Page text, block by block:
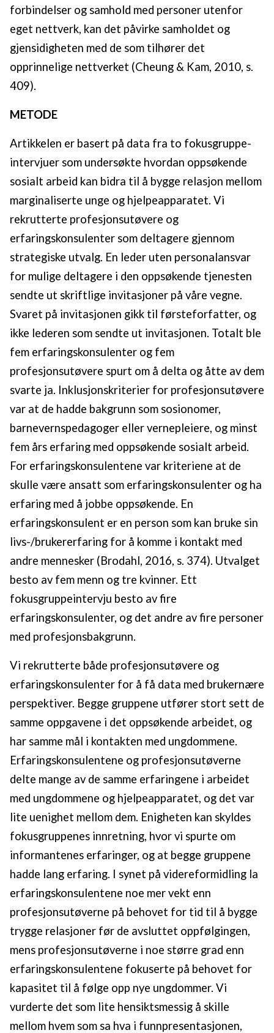
forbindelser og samhold med personer utenfor
eget nettverk, kan det påvirke samholdet og
gjensidigheten med de som tilhører det
opprinnelige nettverket (Cheung & Kam, 2010, s.
409).
METODE
Artikkelen er basert på data fra to fokusgruppe-
intervjuer som undersøkte hvordan oppsøkende
sosialt arbeid kan bidra til å bygge relasjon mellom
marginaliserte unge og hjelpeapparatet. Vi
rekrutterte profesjonsutøvere og
erfaringskonsulenter som deltagere gjennom
strategiske utvalg. En leder uten personalansvar
for mulige deltagere i den oppsøkende tjenesten
sendte ut skriftlige invitasjoner på våre vegne.
Svaret på invitasjonen gikk til førsteforfatter, og
ikke lederen som sendte ut invitasjonen. Totalt ble
fem erfaringskonsulenter og fem
profesjonsutøvere spurt om å delta og åtte av dem
svarte ja. Inklusjonskriterier for profesjonsutøvere
var at de hadde bakgrunn som sosionomer,
barnevernspedagoger eller vernepleiere, og minst
fem års erfaring med oppsøkende sosialt arbeid.
For erfaringskonsulentene var kriteriene at de
skulle være ansatt som erfaringskonsulenter og ha
erfaring med å jobbe oppsøkende. En
erfaringskonsulent er en person som kan bruke sin
livs-/brukererfaring for å komme i kontakt med
andre mennesker (Brodahl, 2016, s. 374). Utvalget
besto av fem menn og tre kvinner. Ett
fokusgruppeintervju besto av fire
erfaringskonsulenter, og det andre av fire personer
med profesjonsbakgrunn.
Vi rekrutterte både profesjonsutøvere og
erfaringskonsulenter for å få data med brukernære
perspektiver. Begge gruppene utfører stort sett de
samme oppgavene i det oppsøkende arbeidet, og
har samme mål i kontakten med ungdommene.
Erfaringskonsulentene og profesjonsutøverne
delte mange av de samme erfaringene i arbeidet
med ungdommene og hjelpeapparatet, og det var
lite uenighet mellom dem. Enigheten kan skyldes
fokusgruppenes innretning, hvor vi spurte om
informantenes erfaringer, og at begge gruppene
hadde lang erfaring. I synet på videreformidling la
erfaringskonsulentene noe mer vekt enn
profesjonsutøverne på behovet for tid til å bygge
trygge relasjoner før de avsluttet oppfølgingen,
mens profesjonsutøverne i noe større grad enn
erfaringskonsulentene fokuserte på behovet for
kapasitet til å følge opp nye ungdommer. Vi
vurderte det som lite hensiktsmessig å skille
mellom hvem som sa hva i funnpresentasjonen,